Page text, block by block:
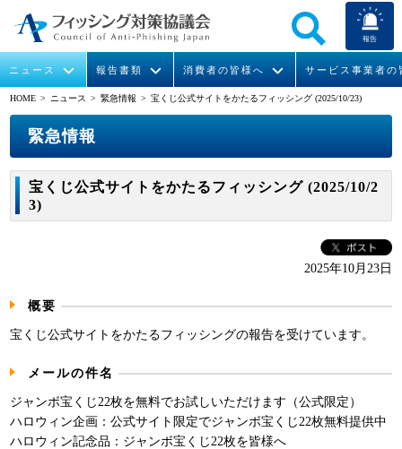
報告
ニュース 報告書類 消費者の皆様へ
マンガでわかるフィッシング詐欺対策 5ヶ条
サービス事業者の
メンバー
入会案内
パンフレット
HOME > ニュース >緊急情報 > 宝くじ公式サイトをかたるフィッシング (2025/10/23)
緊急情報
宝くじ公式サイトをかたるフィッシング (2025/10/2
3)
2025年10月23日
概要
宝くじ公式サイトをかたるフィッシングの報告を受けています。
メールの件名
ジャンボ宝くじ22枚を無料でお試しいただけます（公式限定）
ハロウィン企画：公式サイト限定でジャンボ宝くじ22枚無料提供中
ハロウィン記念品：ジャンボ宝くじ22枚を皆様へ